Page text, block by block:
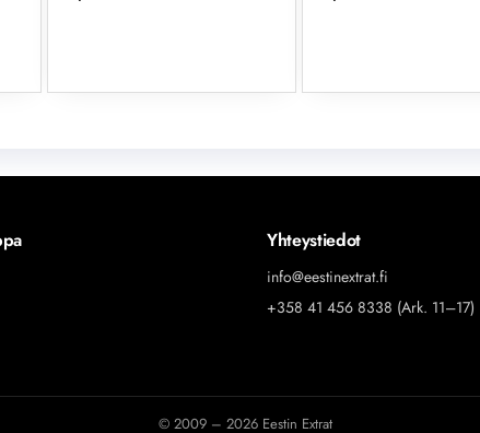
Yhteystiedot
info@eestinextrat.fi
+358 41 456 8338 (Ark. 11–17)
© 2009 – 2026 Eestin Extrat